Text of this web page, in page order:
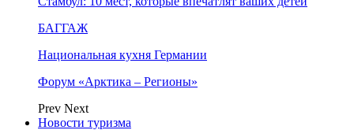
БАГГАЖ
Национальная кухня Германии
Форум «Арктика – Регионы»
Prev Next
Новости туризма